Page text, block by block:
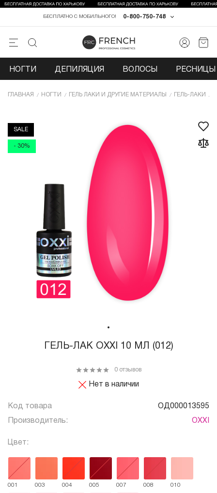
0-800-750-748
БЕСПЛАТНО С МОБИЛЬНОГО!
НОГТИ ДЕПИЛЯЦИЯ ВОЛОСЫ РЕСНИЦЫ
ГЛАВНАЯ НОГТИ ГЕЛЬ ЛАКИ И ДРУГИЕ МАТЕРИАЛЫ ГЕЛЬ-ЛАКИ
SALE
- 30%
ГЕЛЬ-ЛАК OXXI 10 МЛ (012)
Нет в наличии
0 отзывов
Код товара ОД000013595
Производитель: OXXI
Цвет:
001 003 004 005 007 008 010